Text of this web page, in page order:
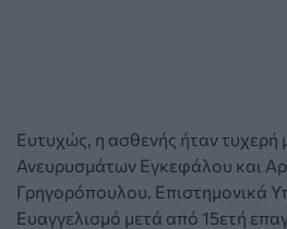
Ευτυχώς, η ασθενής ήταν τυχερή
Ανευρυσμάτων Εγκεφάλου και
Γρηγορόπουλου. Επιστημονικά
Ευαγγελισμό μετά από 15ετή